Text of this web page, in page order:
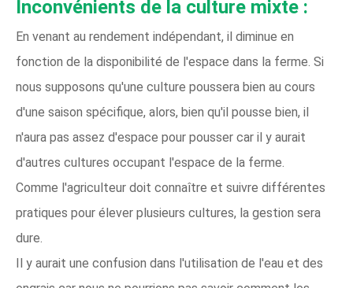
Inconvénients de la culture mixte :
En venant au rendement indépendant, il diminue en
fonction de la disponibilité de l'espace dans la ferme. Si
nous supposons qu'une culture poussera bien au cours
d'une saison spécifique, alors, bien qu'il pousse bien, il
n'aura pas assez d'espace pour pousser car il y aurait
d'autres cultures occupant l'espace de la ferme.
Comme l'agriculteur doit connaître et suivre différentes
pratiques pour élever plusieurs cultures, la gestion sera
dure.
Il y aurait une confusion dans l'utilisation de l'eau et des